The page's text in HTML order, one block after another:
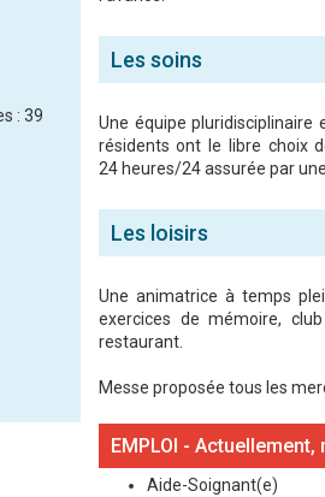
: 39
Les soins
Une équipe
résidents ont le libre choix
24 heures/24 assurée par
Les loisirs
Une animatrice à temps
exercices de mé­moire,
restaurant.
Messe proposée tous les
EMPLOI -
Aide-Soignant(e)